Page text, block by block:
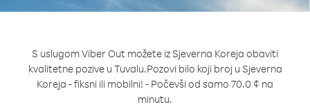
S uslugom Viber Out možete iz Sjeverna Koreja obaviti
kvalitetne pozive u Tuvalu.Pozovi bilo koji broj u Sjeverna
Koreja - fiksni ili mobilni! - Počevši od samo 70.0 ¢ na
minutu.